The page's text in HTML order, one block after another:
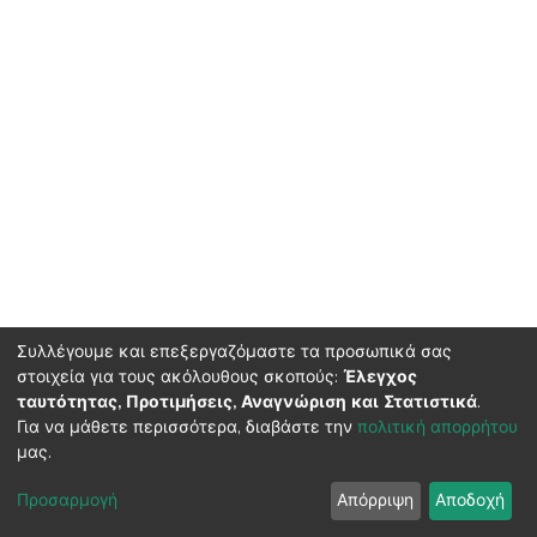
HMU Library & Information Center, Tel: (+30) 2810 379330,
irepository@hmu.gr
Instructions
Copyright © 2026, Department of Educational Process Coordination
and Support, HMU | Based on Dspace
Συλλέγουμε και επεξεργαζόμαστε τα προσωπικά σας
στοιχεία για τους ακόλουθους σκοπούς: Έλεγχος
ταυτότητας, Προτιμήσεις, Αναγνώριση και Στατιστικά.
Για να μάθετε περισσότερα, διαβάστε την πολιτική απορρήτου
μας.
Προσαρμογή Απόρριψη Αποδοχή